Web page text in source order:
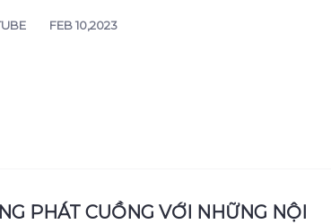
FEB 10,2023
PHÁT CUỒNG VỚI NHỮNG NỘI